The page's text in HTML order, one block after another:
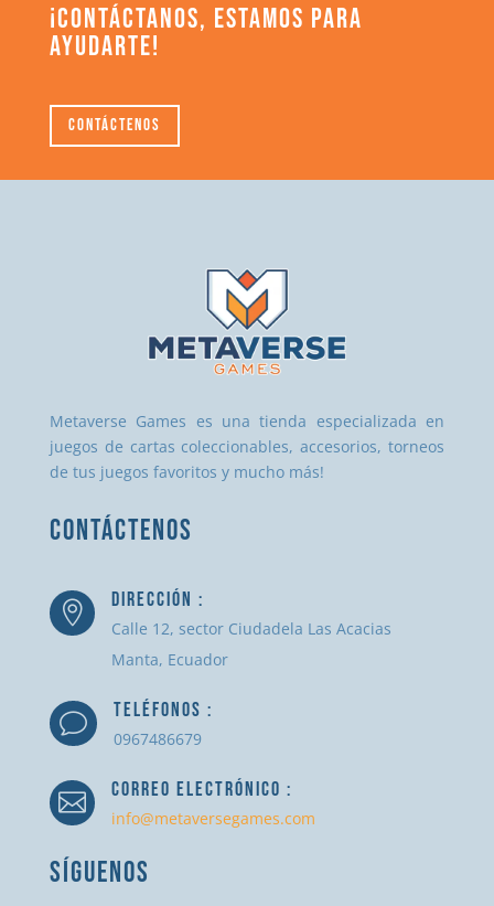
¡CONTÁCTANOS, ESTAMOS PARA
AYUDARTE!
Contáctenos
Metaverse Games es una tienda especializada en
juegos de cartas coleccionables, accesorios, torneos
de tus juegos favoritos y mucho más!
CONTÁCTENOS
 DIRECCIÓN :
Calle 12, sector Ciudadela Las Acacias
Manta, Ecuador
v TELÉFONOS :
0967486679
 CORREO ELECTRÓNICO :
info@metaversegames.com
SÍGUENOS